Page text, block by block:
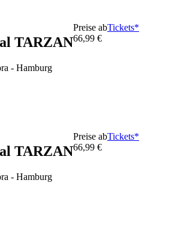
TARZAN
- Hamburg
Preise ab
66,99 €
Tickets*
TARZAN
- Hamburg
Preise ab
66,99 €
Tickets*